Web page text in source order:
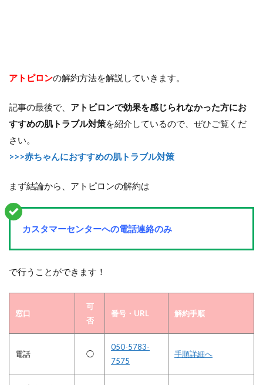
アトピロンの解約方法を解説していきます。
記事の最後で、 アトピロンで効果を感じられなかった方にお
すすめの肌トラブル対策を紹介しているので、ぜひご覧くだ
さい。
>>>赤ちゃんにおすすめの肌トラブル対策
まず結論から、アトピロンの解約は
カスタマーセンターへの電話連絡のみ
で行うことができます！
窓口
可
否
番号・URL 解約手順
電話 ◯
050-5783-
7575
手順詳細へ